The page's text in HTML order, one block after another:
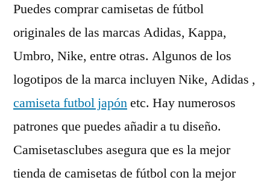
Puedes comprar camisetas de fútbol
originales de las marcas Adidas, Kappa,
Umbro, Nike, entre otras. Algunos de los
logotipos de la marca incluyen Nike, Adidas ,
camiseta futbol japónetc. Hay numerosos
patrones que puedes añadir a tu diseño.
Camisetasclubes asegura que es la mejor
tienda de camisetas de fútbol con la mejor